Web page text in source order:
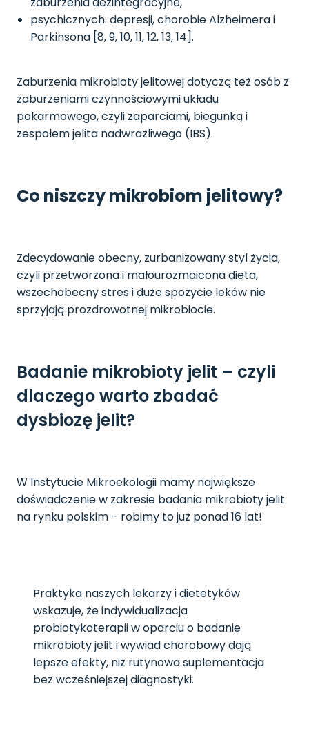
psychicznych: depresji, chorobie Alzheimera i
Parkinsona [8, 9, 10, 11, 12, 13, 14].
Zaburzenia mikrobioty jelitowej dotyczą też osób z
zaburzeniami czynnościowymi układu
pokarmowego, czyli zaparciami, biegunką i
zespołem jelita nadwrażliwego (IBS).
Co niszczy mikrobiom jelitowy?
Zdecydowanie obecny, zurbanizowany styl życia,
czyli przetworzona i małourozmaicona dieta,
wszechobecny stres i duże spożycie leków nie
sprzyjają prozdrowotnej mikrobiocie.
Badanie mikrobioty jelit – czyli
dlaczego warto zbadać
dysbiozę jelit?
W Instytucie Mikroekologii mamy największe
doświadczenie w zakresie badania mikrobioty jelit
na rynku polskim – robimy to już ponad 16 lat!
Praktyka naszych lekarzy i dietetyków
wskazuje, że indywidualizacja
probiotykoterapii w oparciu o badanie
mikrobioty jelit i wywiad chorobowy dają
lepsze efekty, niż rutynowa suplementacja
bez wcześniejszej diagnostyki.